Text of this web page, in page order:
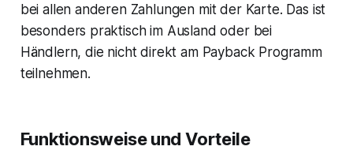
bei allen anderen Zahlungen mit der Karte. Das ist
besonders praktisch im Ausland oder bei
Händlern, die nicht direkt am Payback Programm
teilnehmen.
Funktionsweise und Vorteile